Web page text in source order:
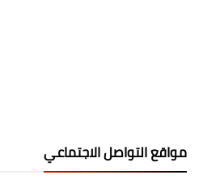
مواقع التواصل الاجتماعي